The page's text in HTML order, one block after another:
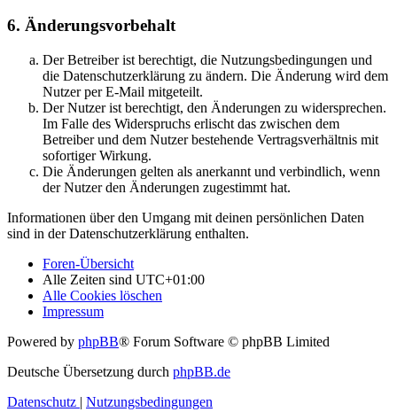
6. Änderungsvorbehalt
Der Betreiber ist berechtigt, die Nutzungsbedingungen und
die Datenschutzerklärung zu ändern. Die Änderung wird dem
Nutzer per E-Mail mitgeteilt.
Der Nutzer ist berechtigt, den Änderungen zu widersprechen.
Im Falle des Widerspruchs erlischt das zwischen dem
Betreiber und dem Nutzer bestehende Vertragsverhältnis mit
sofortiger Wirkung.
Die Änderungen gelten als anerkannt und verbindlich, wenn
der Nutzer den Änderungen zugestimmt hat.
Informationen über den Umgang mit deinen persönlichen Daten
sind in der Datenschutzerklärung enthalten.
Foren-Übersicht
Alle Zeiten sind UTC+01:00
Alle Cookies löschen
Impressum
Powered by phpBB® Forum Software © phpBB Limited
Deutsche Übersetzung durch phpBB.de
Datenschutz | Nutzungsbedingungen